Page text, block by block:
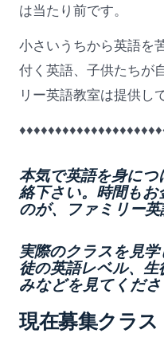
は当たり前です。
小さいうちから英語を
付く英語、子供たちが
リー英語教室は提供し
本気で英語を身に
絡下さい。時間も
のが、ファミリー英
実際のクラスを見
徒の英語レベル、
みなどを見てくださ
現在募集クラス